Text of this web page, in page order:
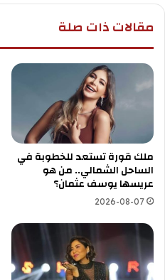
مقالات ذات صلة
ملك قورة تستعد للخطوبة في
الساحل الشمالي.. من هو
عريسها يوسف عثمان؟
2026-08-07